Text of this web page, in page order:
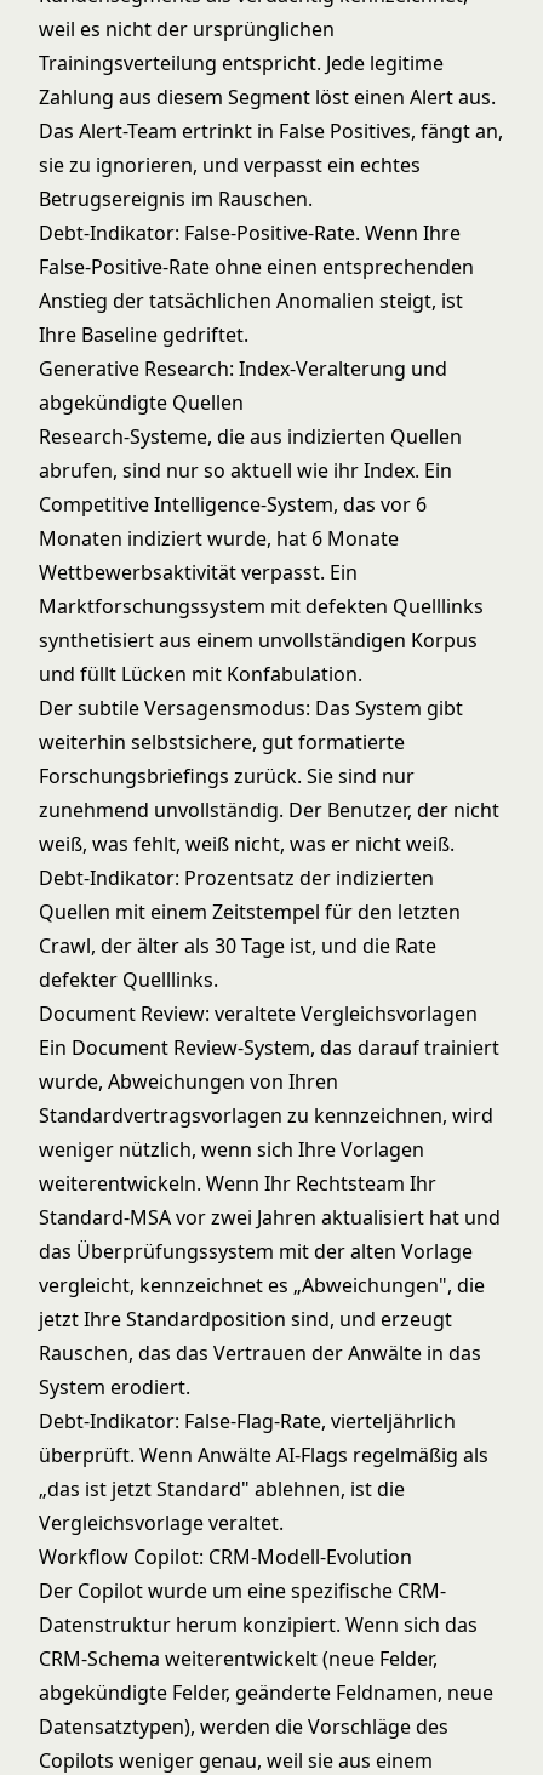
weil es nicht der ursprünglichen
Trainingsverteilung entspricht. Jede legitime
Zahlung aus diesem Segment löst einen Alert aus.
Das Alert-Team ertrinkt in False Positives, fängt an,
sie zu ignorieren, und verpasst ein echtes
Betrugsereignis im Rauschen.
Debt-Indikator: False-Positive-Rate. Wenn Ihre
False-Positive-Rate ohne einen entsprechenden
Anstieg der tatsächlichen Anomalien steigt, ist
Ihre Baseline gedriftet.
Generative Research: Index-Veralterung und
abgekündigte Quellen
Research-Systeme, die aus indizierten Quellen
abrufen, sind nur so aktuell wie ihr Index. Ein
Competitive Intelligence-System, das vor 6
Monaten indiziert wurde, hat 6 Monate
Wettbewerbsaktivität verpasst. Ein
Marktforschungssystem mit defekten Quelllinks
synthetisiert aus einem unvollständigen Korpus
und füllt Lücken mit Konfabulation.
Der subtile Versagensmodus: Das System gibt
weiterhin selbstsichere, gut formatierte
Forschungsbriefings zurück. Sie sind nur
zunehmend unvollständig. Der Benutzer, der nicht
weiß, was fehlt, weiß nicht, was er nicht weiß.
Debt-Indikator: Prozentsatz der indizierten
Quellen mit einem Zeitstempel für den letzten
Crawl, der älter als 30 Tage ist, und die Rate
defekter Quelllinks.
Document Review: veraltete Vergleichsvorlagen
Ein Document Review-System, das darauf trainiert
wurde, Abweichungen von Ihren
Standardvertragsvorlagen zu kennzeichnen, wird
weniger nützlich, wenn sich Ihre Vorlagen
weiterentwickeln. Wenn Ihr Rechtsteam Ihr
Standard-MSA vor zwei Jahren aktualisiert hat und
das Überprüfungssystem mit der alten Vorlage
vergleicht, kennzeichnet es „Abweichungen", die
jetzt Ihre Standardposition sind, und erzeugt
Rauschen, das das Vertrauen der Anwälte in das
System erodiert.
Debt-Indikator: False-Flag-Rate, vierteljährlich
überprüft. Wenn Anwälte AI-Flags regelmäßig als
„das ist jetzt Standard" ablehnen, ist die
Vergleichsvorlage veraltet.
Workflow Copilot: CRM-Modell-Evolution
Der Copilot wurde um eine spezifische CRM-
Datenstruktur herum konzipiert. Wenn sich das
CRM-Schema weiterentwickelt (neue Felder,
abgekündigte Felder, geänderte Feldnamen, neue
Datensatztypen), werden die Vorschläge des
Copilots weniger genau, weil sie aus einem